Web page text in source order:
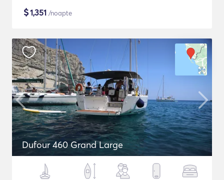
$1,351 /noapte
Dufour 460 Grand Large